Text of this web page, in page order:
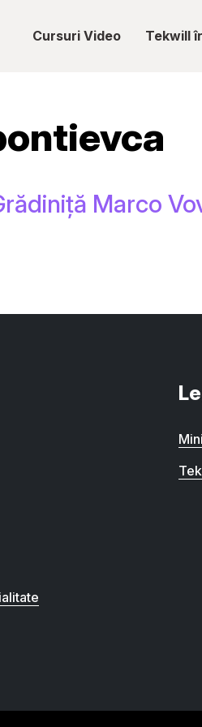
Cursuri Video Tekwill
Marco